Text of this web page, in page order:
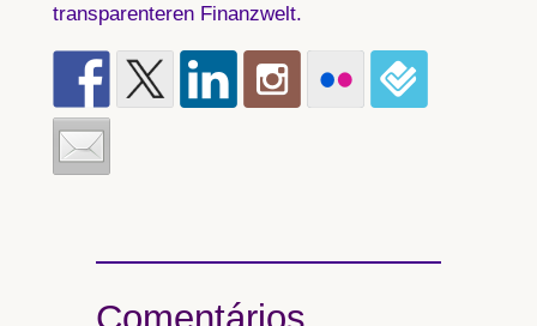
transparenteren Finanzwelt.